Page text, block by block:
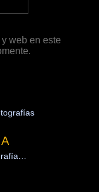
web en este